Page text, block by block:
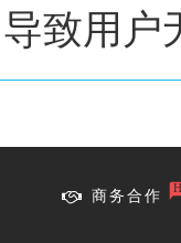
致用户
商务合作